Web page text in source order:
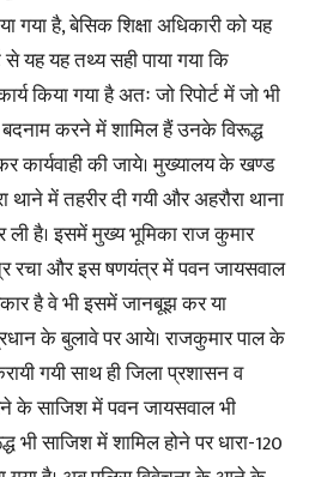
गया है, बेसिक शिक्षा अधिकारी को यह
से यह यह तथ्य सही पाया गया कि
किया गया है अतः जो रिपोर्ट में जो भी
करने में शामिल हैं उनके विरूद्ध
कार्यवाही की जाये। मुख्यालय के खण्ड
थाने में तहरीर दी गयी और अहरौरा थाना
ली है। इसमें मुख्य भूमिका राज कुमार
रचा और इस षणयंत्र में पवन जायसवाल
है वे भी इसमें जानबूझ कर या
के बुलावे पर आये। राजकुमार पाल के
गयी साथ ही जिला प्रशासन व
के साजिश में पवन जायसवाल भी
साजिश में शामिल होने पर धारा-120